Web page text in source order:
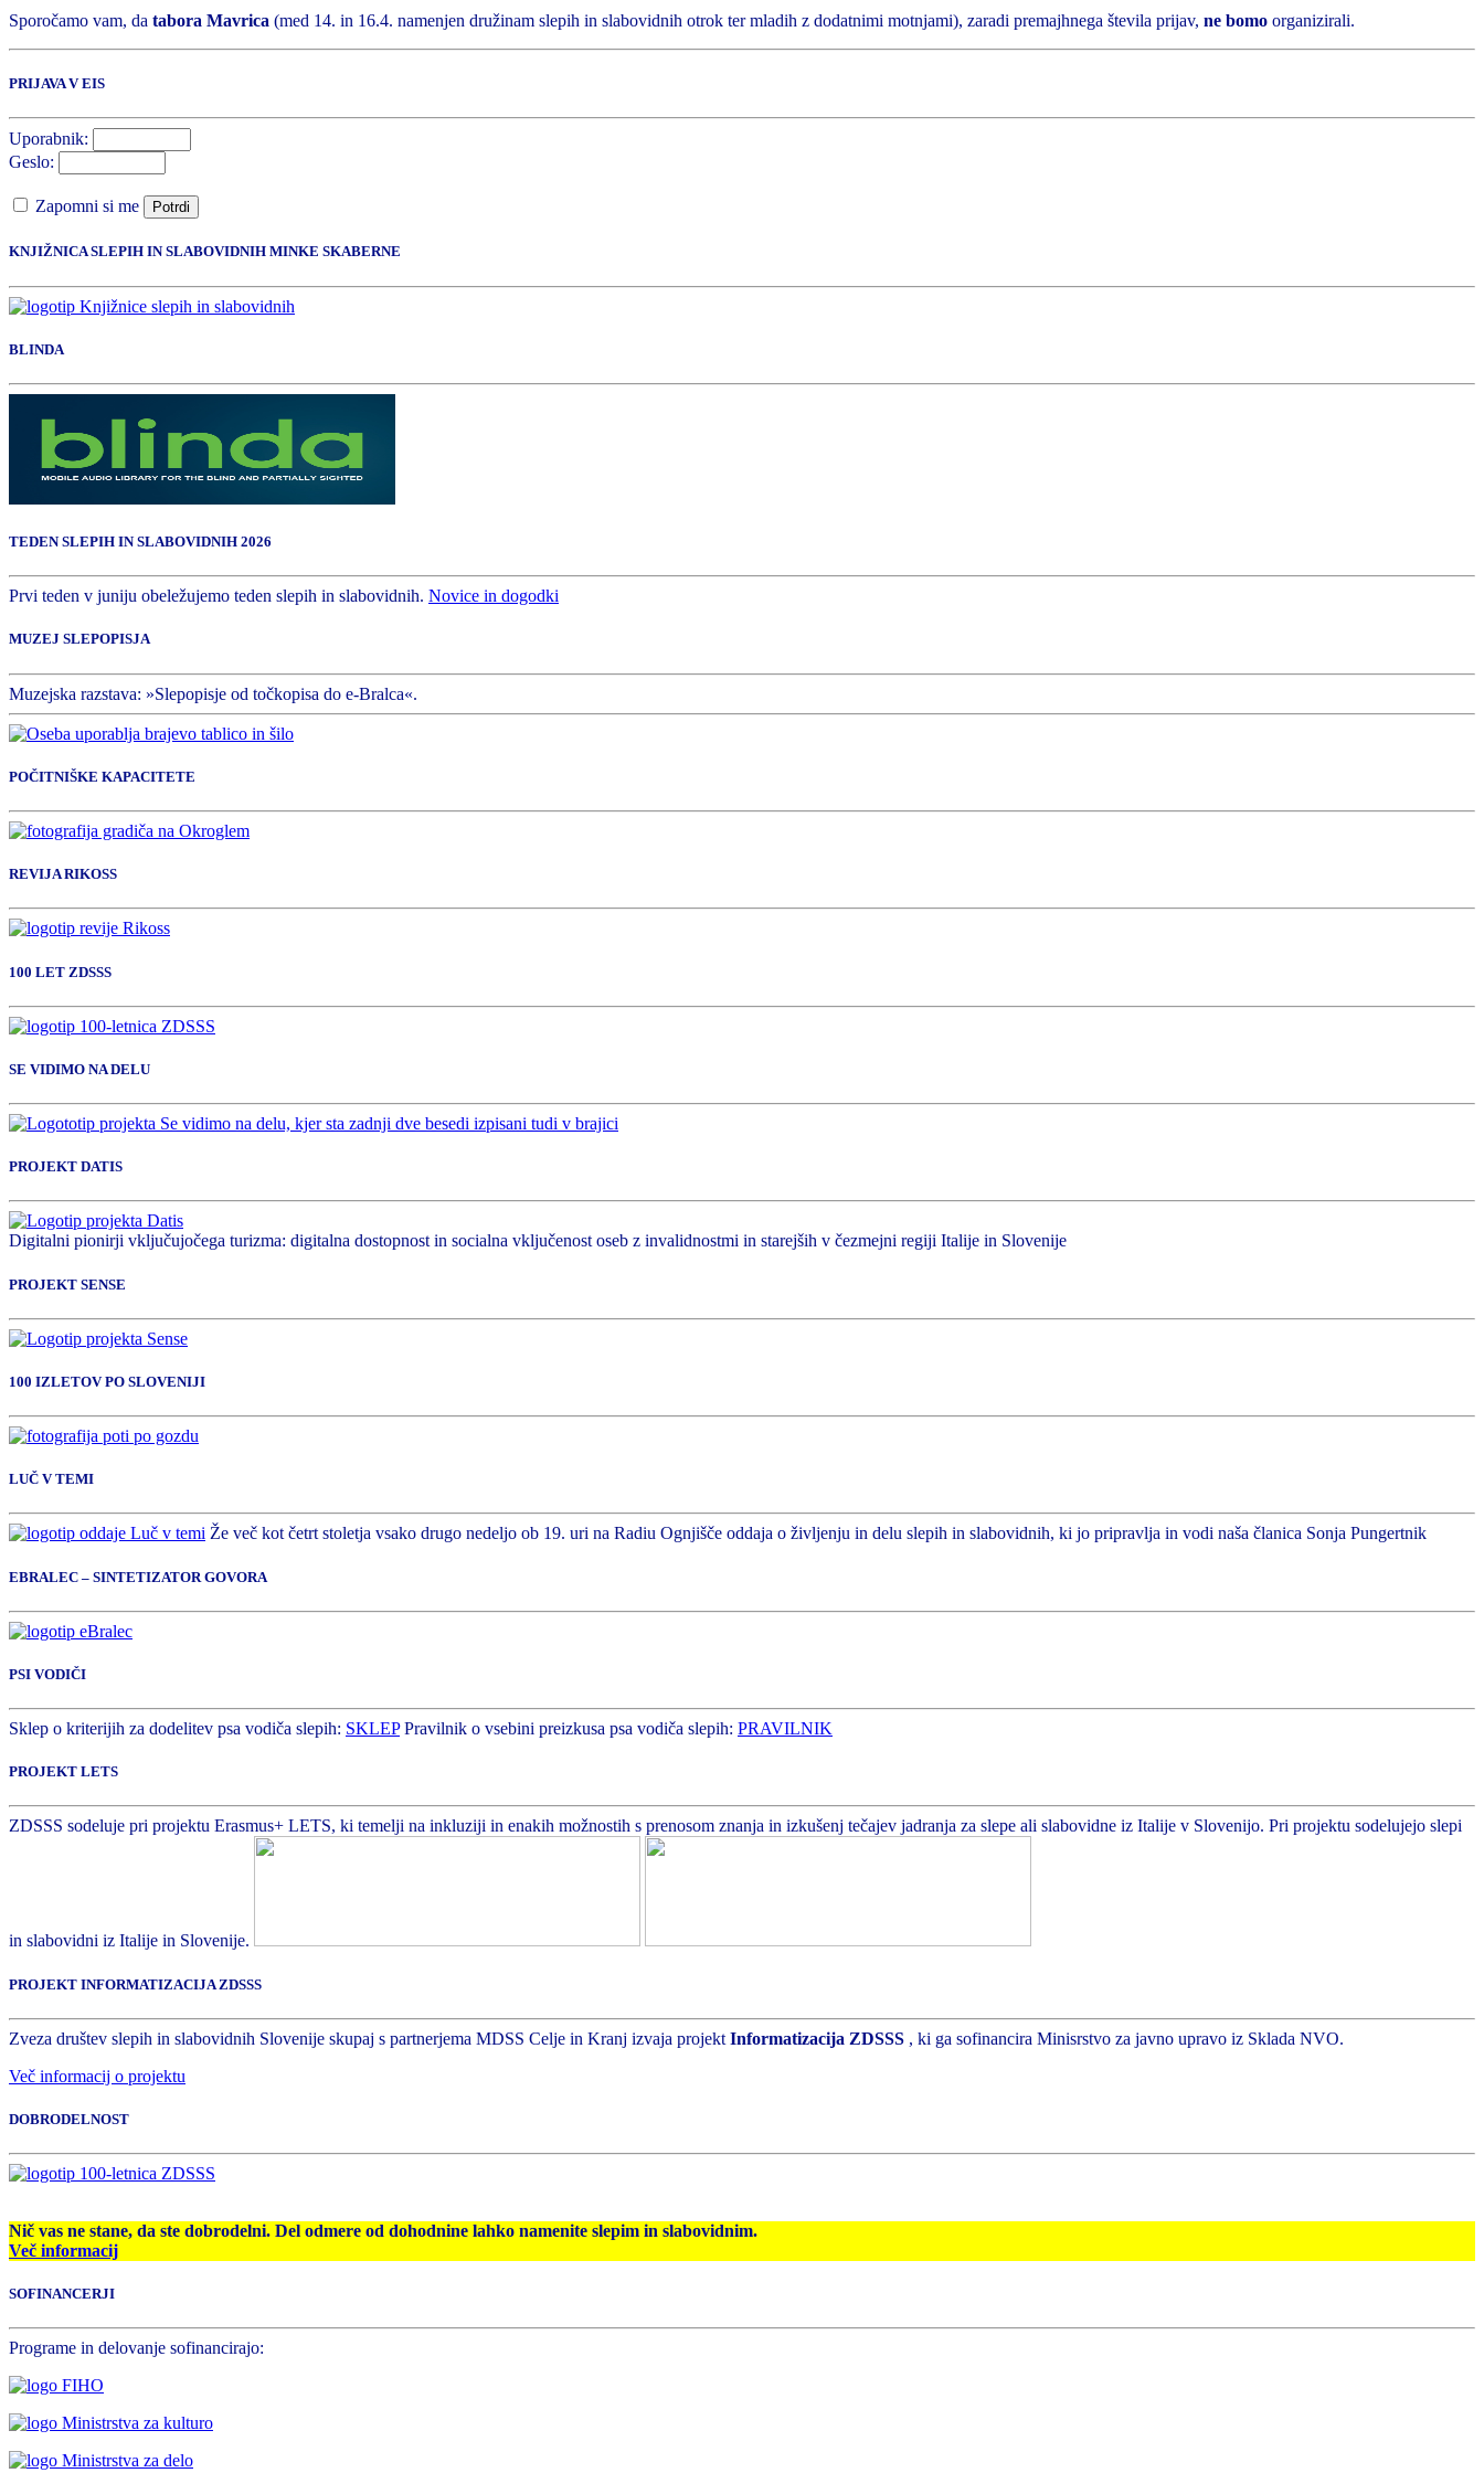
Sporočamo vam, da tabora Mavrica (med 14. in 16.4. namenjen družinam slepih in slabovidnih otrok ter mladih z dodatnimi motnjami), zaradi premajhnega števila prijav, ne bomo organizirali.
PRIJAVA V EIS
Uporabnik:
Geslo:
Zapomni si me Potrdi
KNJIŽNICA SLEPIH IN SLABOVIDNIH MINKE SKABERNE
BLINDA
TEDEN SLEPIH IN SLABOVIDNIH 2026
Prvi teden v juniju obeležujemo teden slepih in slabovidnih. Novice in dogodki
MUZEJ SLEPOPISJA
Muzejska razstava: »Slepopisje od točkopisa do e-Bralca«.
POČITNIŠKE KAPACITETE
REVIJA RIKOSS
100 LET ZDSSS
SE VIDIMO NA DELU
PROJEKT DATIS
Digitalni pionirji vključujočega turizma: digitalna dostopnost in socialna vključenost oseb z invalidnostmi in starejših v čezmejni regiji Italije in Slovenije
PROJEKT SENSE
100 IZLETOV PO SLOVENIJI
LUČ V TEMI
Že več kot četrt stoletja vsako drugo nedeljo ob 19. uri na Radiu Ognjišče oddaja o življenju in delu slepih in slabovidnih, ki jo pripravlja in vodi naša članica Sonja Pungertnik
EBRALEC – SINTETIZATOR GOVORA
PSI VODIČI
Sklep o kriterijih za dodelitev psa vodiča slepih: SKLEPPravilnik o vsebini preizkusa psa vodiča slepih: PRAVILNIK
PROJEKT LETS
ZDSSS sodeluje pri projektu Erasmus+ LETS, ki temelji na inkluziji in enakih možnostih s prenosom znanja in izkušenj tečajev jadranja za slepe ali slabovidne iz Italije v Slovenijo. Pri projektu sodelujejo slepi
in slabovidni iz Italije in Slovenije.
PROJEKT INFORMATIZACIJA ZDSSS
Zveza društev slepih in slabovidnih Slovenije skupaj s partnerjema MDSS Celje in Kranj izvaja projekt Informatizacija ZDSSS , ki ga sofinancira Minisrstvo za javno upravo iz Sklada NVO.
Več informacij o projektu
DOBRODELNOST
Nič vas ne stane, da ste dobrodelni. Del odmere od dohodnine lahko namenite slepim in slabovidnim.
Več informacij
SOFINANCERJI
Programe in delovanje sofinancirajo: